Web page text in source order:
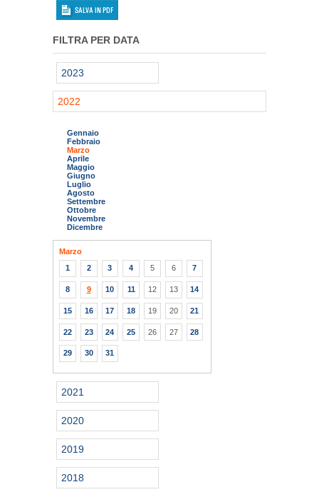
FILTRA PER DATA
2023
2022
Gennaio
Febbraio
Marzo
Aprile
Maggio
Giugno
Luglio
Agosto
Settembre
Ottobre
Novembre
Dicembre
Marzo
1
2 3 4 5 6 7
8 9 10 11 12 13 14
15 16 17 18 19 20 21
22 23 24 25 26 27 28
29 30 31
2021
2020
2019
2018